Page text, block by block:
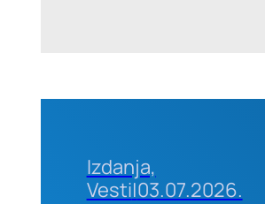
Izdanja,
Vesti|03.07.2026.